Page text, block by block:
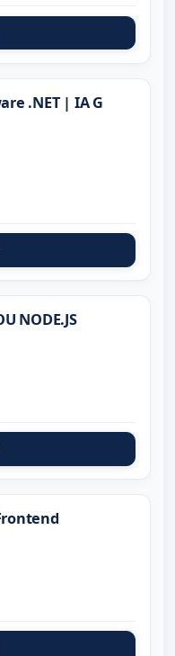
.NET | IA G
NODE.JS